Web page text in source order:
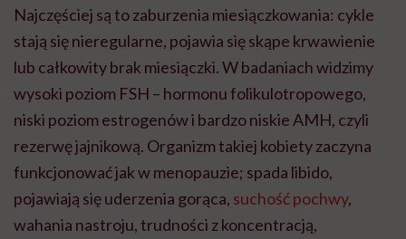
Najczęściej są to zaburzenia miesiączkowania: cykle
stają się nieregularne, pojawia się skąpe krwawienie
lub całkowity brak miesiączki. W badaniach widzimy
wysoki poziom FSH – hormonu folikulotropowego,
niski poziom estrogenów i bardzo niskie AMH, czyli
rezerwę jajnikową. Organizm takiej kobiety zaczyna
funkcjonować jak w menopauzie; spada libido,
pojawiają się uderzenia gorąca, suchość pochwy,
wahania nastroju, trudności z koncentracją,